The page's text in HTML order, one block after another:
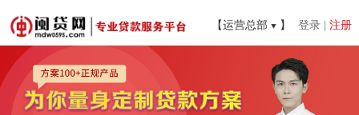
登录 |注册
【运营总部 】